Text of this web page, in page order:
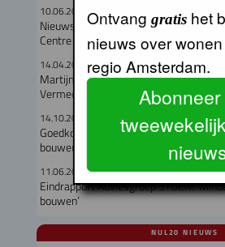
10.06.2026
Nieuws vanaf de Provada:
Centre en Schinkelhaven
14.04.2026
Martijn Leijdekker directeur
Vermeer Bouw en Vastgoed
14.10.2025
Goedkoper bouwen langs het spoor,
bouwen en snellere afhandeling
11.06.2025
Eindrapport Adviesgroep STOER:
bouwen’
NUL20 NIEUWS
Ontvang gratishet
nieuws over
regio Amsterdam.